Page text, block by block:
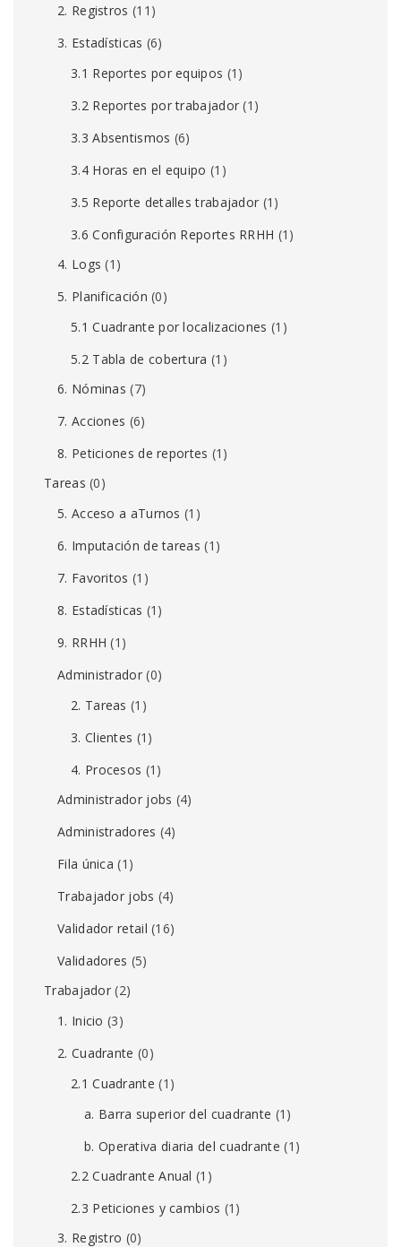
2. Registros (11)
3. Estadísticas (6)
3.1 Reportes por equipos (1)
3.2 Reportes por trabajador (1)
3.3 Absentismos (6)
3.4 Horas en el equipo (1)
3.5 Reporte detalles trabajador (1)
3.6 Configuración Reportes RRHH (1)
4. Logs (1)
5. Planificación (0)
5.1 Cuadrante por localizaciones (1)
5.2 Tabla de cobertura (1)
6. Nóminas (7)
7. Acciones (6)
8. Peticiones de reportes (1)
Tareas (0)
5. Acceso a aTurnos (1)
6. Imputación de tareas (1)
7. Favoritos (1)
8. Estadísticas (1)
9. RRHH (1)
Administrador(0)
2. Tareas (1)
3. Clientes (1)
4. Procesos (1)
Administrador jobs (4)
Administradores (4)
Fila única (1)
Trabajador jobs (4)
Validador retail (16)
Validadores (5)
Trabajador (2)
1. Inicio (3)
2. Cuadrante (0)
2.1 Cuadrante (1)
a. Barra superior del cuadrante (1)
b. Operativa diaria del cuadrante (1)
2.2 Cuadrante Anual (1)
2.3 Peticiones y cambios (1)
3. Registro (0)